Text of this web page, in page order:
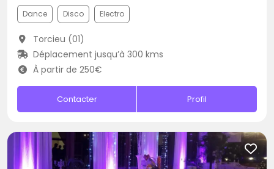
Dance Disco Electro
Torcieu (01)
Déplacement jusqu’à 300 kms
À partir de 250€
Contacter Profil